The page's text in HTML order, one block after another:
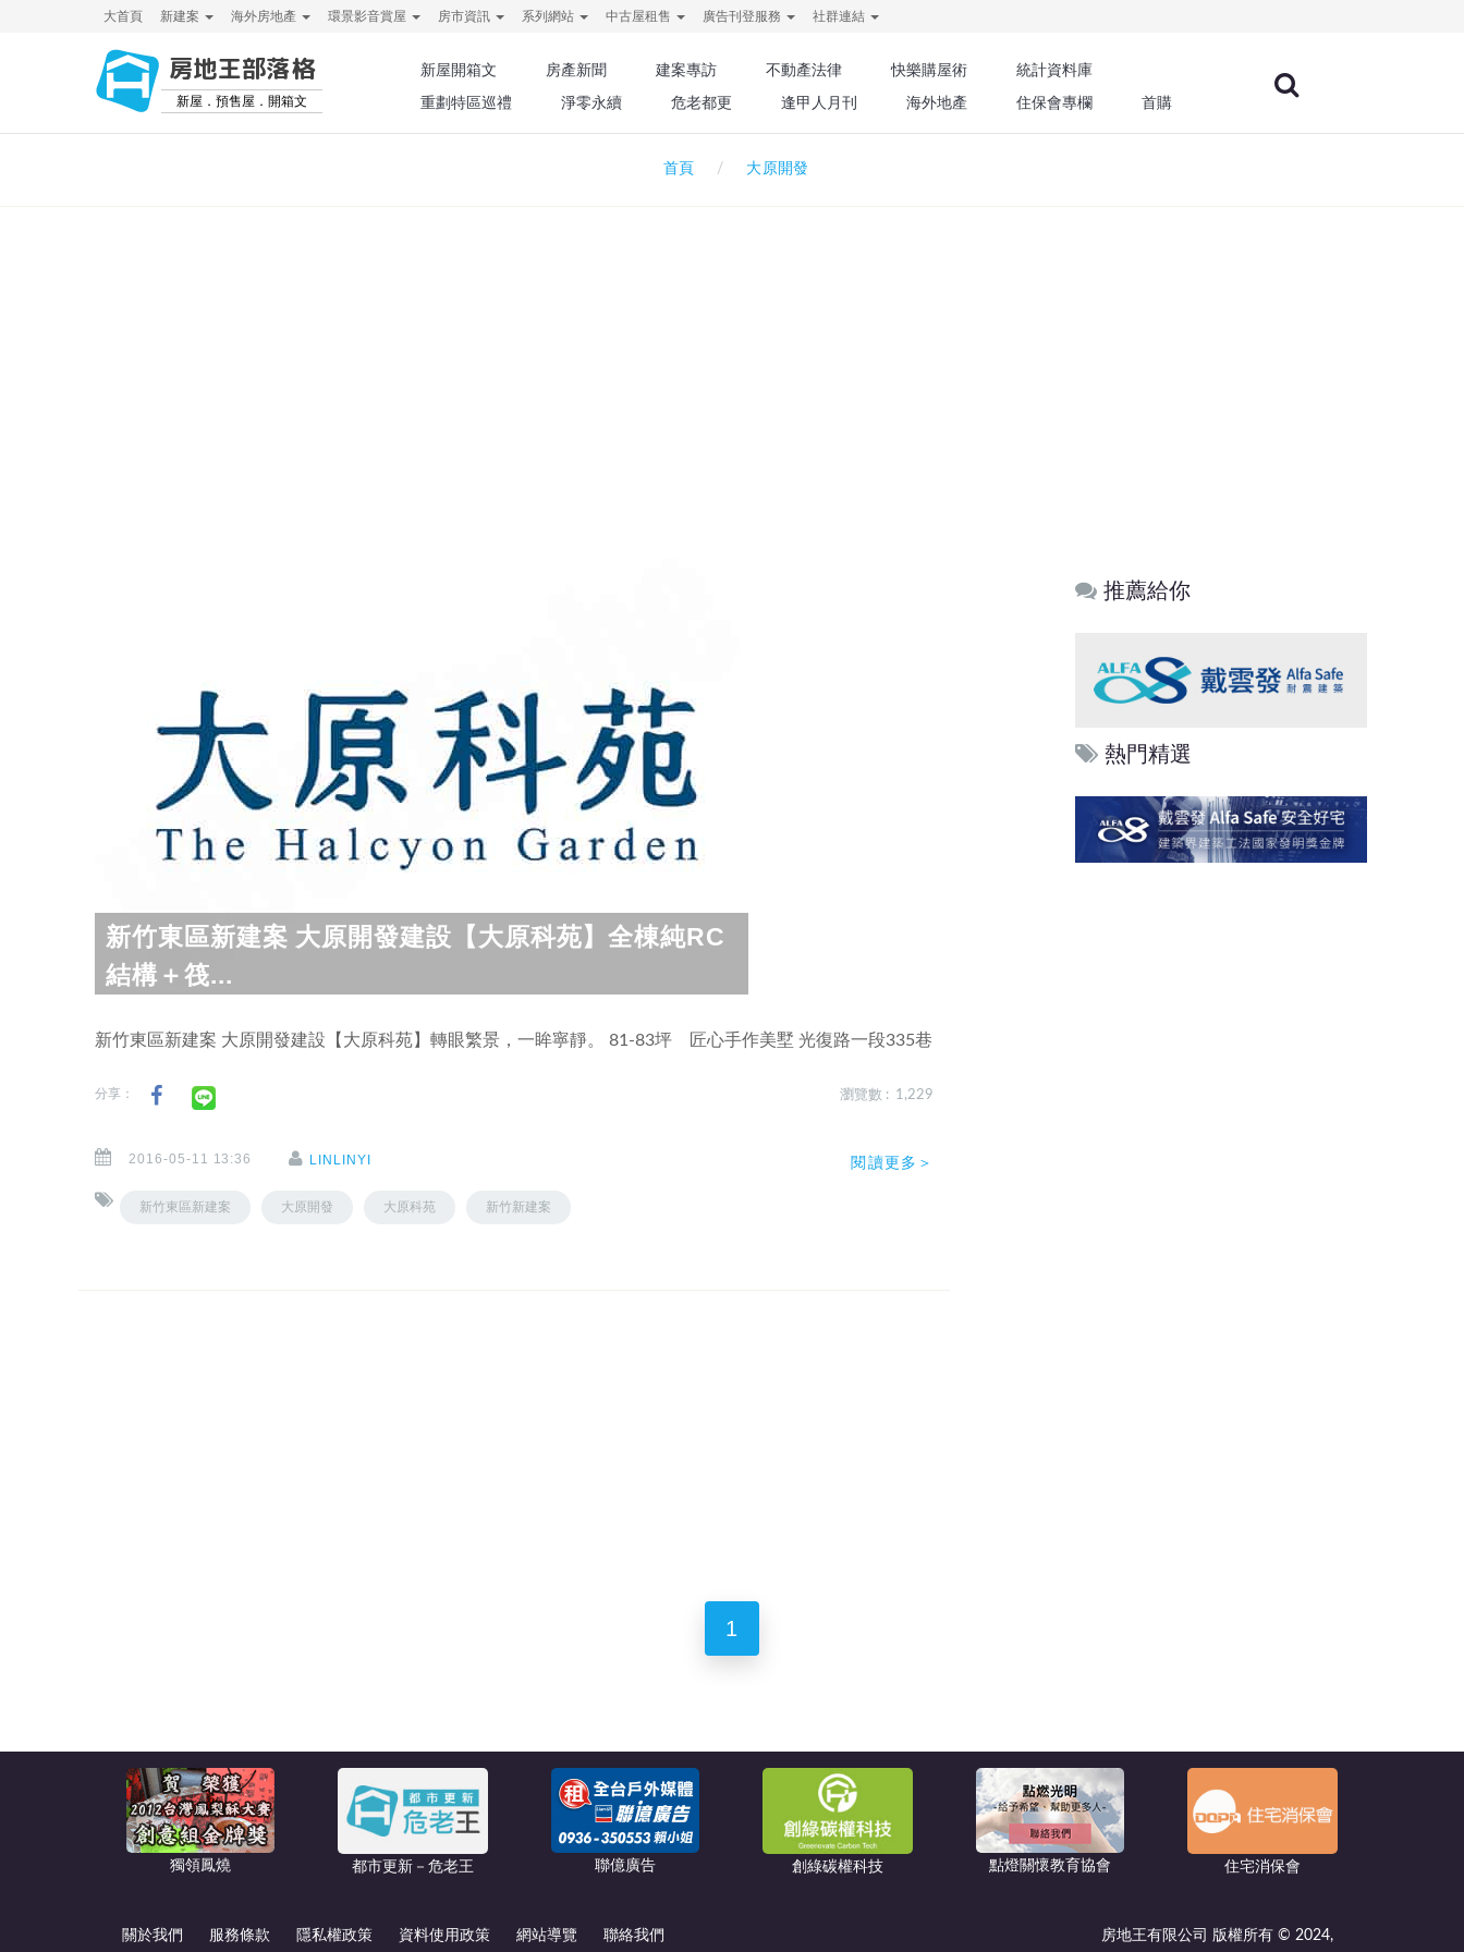
大首頁 新建案 海外房地產 環景影音賞屋 房市資訊 系列網站 中古屋租售 廣告刊登服務 社群連結
房地王部落格
新屋．預售屋．開箱文
新屋開箱文 房產新聞 建案專訪 不動產法律 快樂購屋術
統計資料庫
重劃特區巡禮
淨零永續 危老都更 逢甲人月刊 海外地產 住保會專欄 首購
首頁 大原開發
新竹東區新建案 大原開發建設【大原科苑】全棟純RC
結構＋筏...
新竹東區新建案 大原開發建設【大原科苑】轉眼繁景，一眸寧靜。 81-83坪 匠心手作美墅 光復路一段335巷
分享： 瀏覽數 : 1,229
2016-05-11 13:36 LINLINYI
新竹東區新建案 大原開發 大原科苑 新竹新建案
閱讀更多＞
推薦給你
熱門精選
1
獨領鳳燒 都市更新－危老王 聯億廣告 創綠碳權科技 點燈關懷教育協會 住宅消保會
關於我們 服務條款 隱私權政策 資料使用政策 網站導覽 聯絡我們 房地王有限公司 版權所有 © 2024,